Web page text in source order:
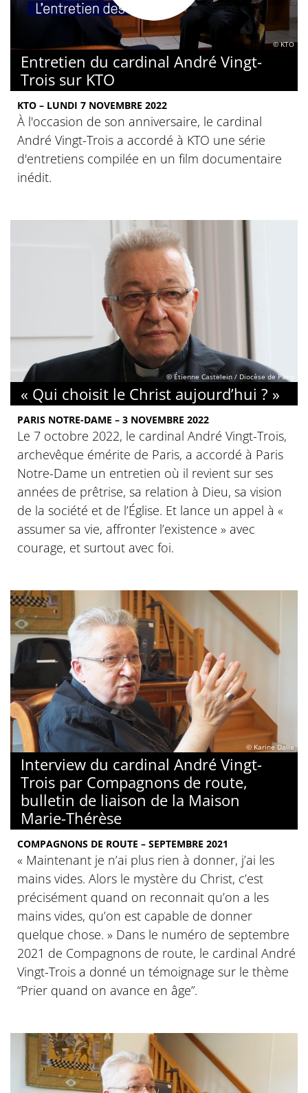
© KTO
Entretien du cardinal André Vingt-
Trois sur KTO
KTO – LUNDI 7 NOVEMBRE 2022
À l'occasion de son anniversaire, le cardinal
André Vingt-Trois a accordé à KTO une série
d'entretiens compilée en un film documentaire
inédit.
© Étienne Castelein / Diocèse de Paris
« Qui choisit le Christ aujourd’hui ? »
PARIS NOTRE-DAME – 3 NOVEMBRE 2022
Le 7 octobre 2022, le cardinal André Vingt-Trois,
archevêque émérite de Paris, a accordé à Paris
Notre-Dame un entretien où il revient sur ses
années de prêtrise, sa relation à Dieu, sa vision
de la société et de l’Église. Et lance un appel à «
assumer sa vie, affronter l’existence » avec
courage, et surtout avec foi.
© Karine Dalle
Interview du cardinal André Vingt-
Trois par Compagnons de route,
bulletin de liaison de la Maison
Marie-Thérèse
COMPAGNONS DE ROUTE – SEPTEMBRE 2021
« Maintenant je n’ai plus rien à donner, j’ai les
mains vides. Alors le mystère du Christ, c’est
précisément quand on reconnait qu’on a les
mains vides, qu’on est capable de donner
quelque chose. » Dans le numéro de septembre
2021 de Compagnons de route, le cardinal André
Vingt-Trois a donné un témoignage sur le thème
“Prier quand on avance en âge”.